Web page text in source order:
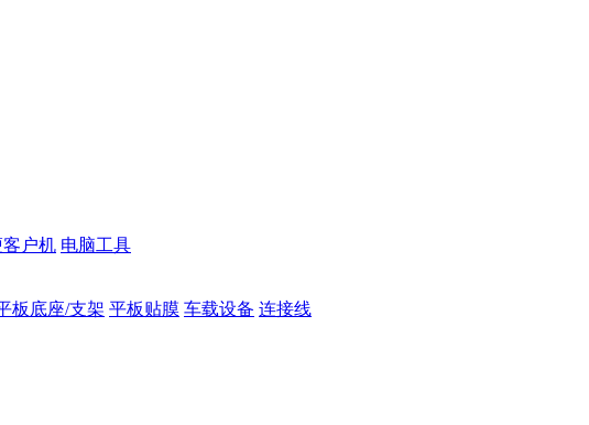
客户机 电脑工具
板底座/支架 平板贴膜 车载设备 连接线